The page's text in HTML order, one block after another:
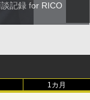
記録 for RICO
1カ月